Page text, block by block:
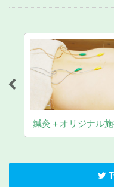
女性・妊活中の
めの鍼灸